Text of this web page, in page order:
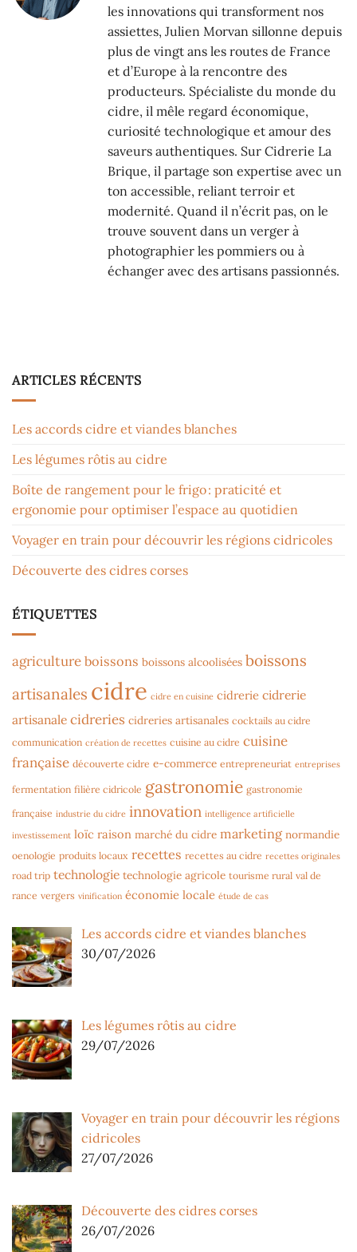
les innovations qui transforment nos
assiettes, Julien Morvan sillonne depuis
plus de vingt ans les routes de France
et d’Europe à la rencontre des
producteurs. Spécialiste du monde du
cidre, il mêle regard économique,
curiosité technologique et amour des
saveurs authentiques. Sur Cidrerie La
Brique, il partage son expertise avec un
ton accessible, reliant terroir et
modernité. Quand il n’écrit pas, on le
trouve souvent dans un verger à
photographier les pommiers ou à
échanger avec des artisans passionnés.
ARTICLES RÉCENTS
Les accords cidre et viandes blanches
Les légumes rôtis au cidre
Boîte de rangement pour le frigo : praticité et
ergonomie pour optimiser l’espace au quotidien
Voyager en train pour découvrir les régions cidricoles
Découverte des cidres corses
ÉTIQUETTES
agriculture boissons boissons alcoolisées boissons
artisanales cidre cidre en cuisine cidrerie cidrerie
artisanale cidreries cidreries artisanales cocktails au cidre
communication création de recettes cuisine au cidre cuisine
française découverte cidre e-commerce entrepreneuriat entreprises
fermentation filière cidricole gastronomie gastronomie
française industrie du cidre innovation intelligence artificielle
investissement loïc raison marché du cidre marketing normandie
oenologie produits locaux recettes recettes au cidre recettes originales
road trip technologie technologie agricole tourisme rural val de
rance vergers vinification économie locale étude de cas
Les accords cidre et viandes blanches
30/07/2026
Les légumes rôtis au cidre
29/07/2026
Voyager en train pour découvrir les régions
cidricoles
27/07/2026
Découverte des cidres corses
26/07/2026